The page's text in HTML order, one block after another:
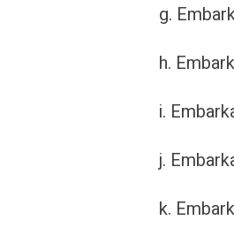
g.
h.
i.
j.
k.